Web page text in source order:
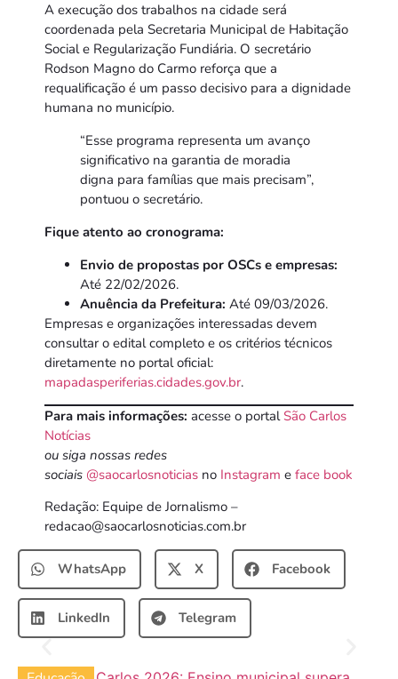
A execução dos trabalhos na cidade será
coordenada pela Secretaria Municipal de Habitação
Social e Regularização Fundiária. O secretário
Rodson Magno do Carmo reforça que a
requalificação é um passo decisivo para a dignidade
humana no município.
“Esse programa representa um avanço
significativo na garantia de moradia
digna para famílias que mais precisam”,
pontuou o secretário.
Fique atento ao cronograma:
Envio de propostas por OSCs e empresas:
Até 22/02/2026.
Anuência da Prefeitura: Até 09/03/2026.
Empresas e organizações interessadas devem
consultar o edital completo e os critérios técnicos
diretamente no portal oficial:
mapadasperiferias.cidades.gov.br.
Para mais informações: acesse o portalSão Carlos
Notícias
ou siga nossas redes
sociais @saocarlosnoticias no Instagram e face book
Redação: Equipe de Jornalismo –
redacao@saocarlosnoticias.com.br
WhatsApp X Facebook
LinkedIn Telegram